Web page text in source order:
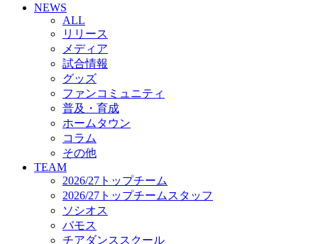
ボランティアチーム「volundeer」
ビクトリーロード
HOMEGAME
観戦ルール＆マナー
ホームゲーム運営管理規定
Jリーグ運営管理規定
写真・動画使用ガイドライン
ロートフィールド奈良
SCHEDULE
2026/27
練習見学時のファンサービスについて
TICKET
奈良クラブ明治安田J3リーグ2026/27シーズン試
合観戦チケット
奈良クラブ明治安田Ｊ3リーグ 2026/27シーズン
「鹿パス」
観戦ルール＆マナー
NEWS
ALL
リリース
メディア
試合情報
グッズ
ファンコミュニティ
普及・育成
ホームタウン
コラム
その他
TEAM
2026/27トップチーム
2026/27トップチームスタッフ
ソシオス
バモス
チアダンススクール